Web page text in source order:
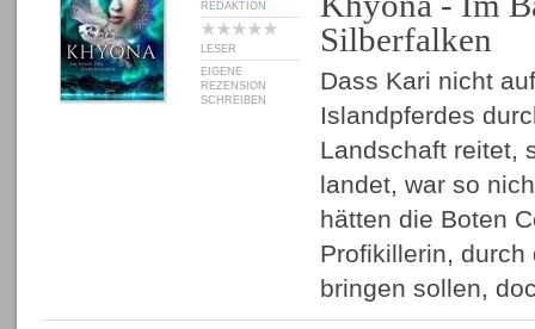
REDAKTION
LESER
EIGENE
REZENSION
SCHREIBEN
Silberfalken
Dass Kari nicht
Islandpferdes
Landschaft reitet,
landet, war so
hätten die Boten
Profikillerin, durch
bringen sollen,